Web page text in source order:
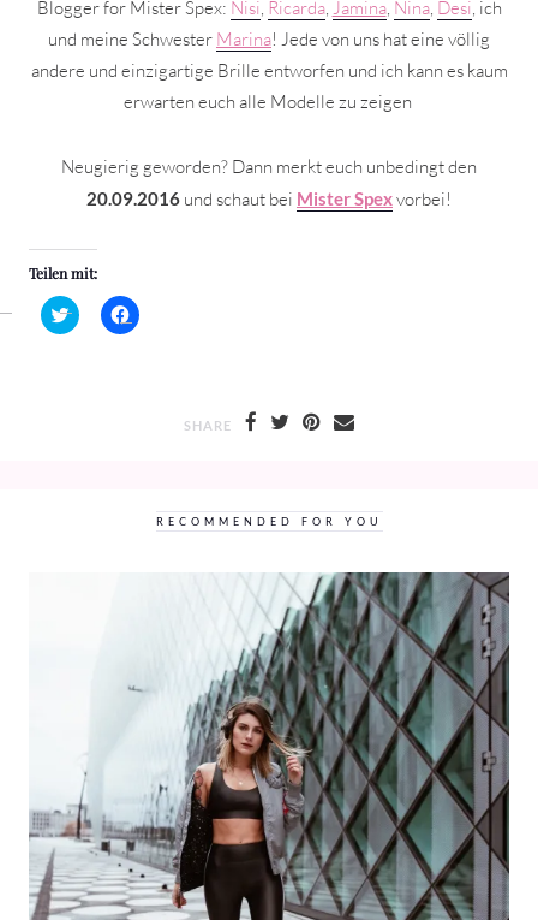
Blogger for Mister Spex: Nisi Ricarda, Jamina, Nina, Desi , ich
und meine Schwester Marina! Jede von uns hat eine völlig
andere und einzigartige Brille entworfen und ich kann es kaum
erwarten euch alle Modelle zu zeigen
Neugierig geworden? Dann merkt euch unbedingt den
20.09.2016 und schaut bei Mister Spexvorbei!
Teilen mit:
Klick,
um
Klick,
um
SHARE
RECOMMENDED FOR YOU